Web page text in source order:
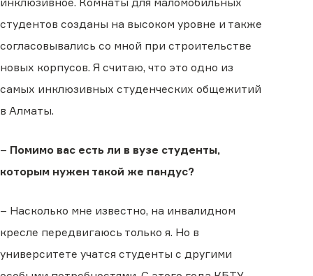
студентов созданы на высоком уровне и также
согласовывались со мной при строительстве
новых корпусов. Я считаю, что это одно из
самых инклюзивных студенческих общежитий
в Алматы.
– Помимо вас есть ли в вузе студенты,
которым нужен такой же пандус?
– Насколько мне известно, на инвалидном
кресле передвигаюсь только я. Но в
университете учатся студенты с другими